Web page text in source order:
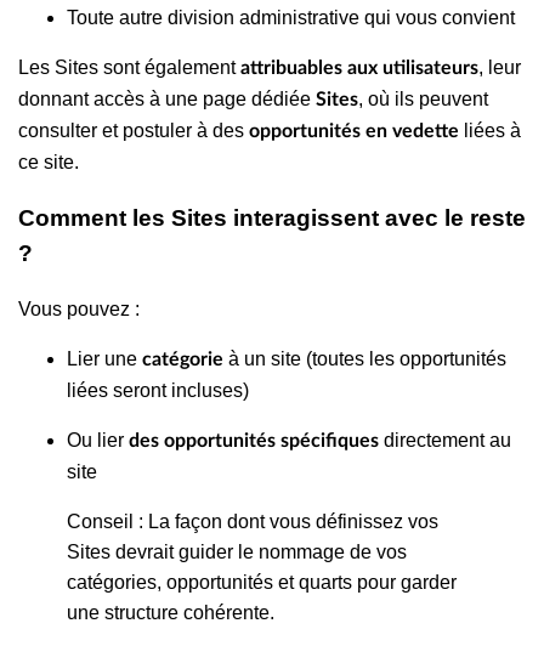
Toute autre division administrative qui vous convient
Les Sites sont égalementattribuables aux utilisateurs, leur
donnant accès à une page dédiée Sites, où ils peuvent
consulter et postuler à des opportunités en vedette liées à
ce site.
Comment les Sites interagissent avec le reste
?
Vous pouvez :
Lier une catégorie à un site (toutes les opportunités
liées seront incluses)
Ou lier des opportunités spécifiques directement au
site
Conseil : La façon dont vous définissez vos
Sites devrait guider le nommage de vos
catégories, opportunités et quarts pour garder
une structure cohérente.